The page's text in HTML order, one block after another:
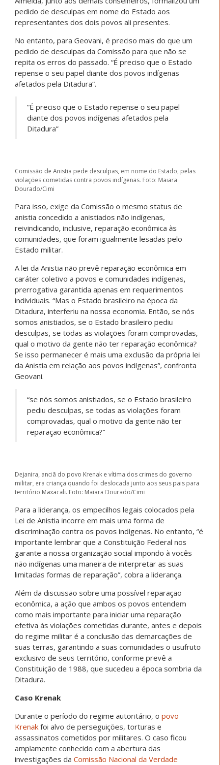
pedido de desculpas em nome do Estado aos
representantes dos dois povos ali presentes.
No entanto, para Geovani, é preciso mais do que um
pedido de desculpas da Comissão para que não se
repita os erros do passado. “É preciso que o Estado
repense o seu papel diante dos povos indígenas
afetados pela Ditadura”.
“É preciso que o Estado repense o seu papel
diante dos povos indígenas afetados pela
Ditadura”
Comissão de Anistia pede desculpas, em nome do Estado, pelas
violações cometidas contra povos indígenas. Foto: Maiara
Dourado/Cimi
Para isso, exige da Comissão o mesmo status de
anistia concedido a anistiados não indígenas,
reivindicando, inclusive, reparação econômica às
comunidades, que foram igualmente lesadas pelo
Estado militar.
A lei da Anistia não prevê reparação econômica em
caráter coletivo a povos e comunidades indígenas,
prerrogativa garantida apenas em requerimentos
individuais. “Mas o Estado brasileiro na época da
Ditadura, interferiu na nossa economia. Então, se nós
somos anistiados, se o Estado brasileiro pediu
desculpas, se todas as violações foram comprovadas,
qual o motivo da gente não ter reparação econômica?
Se isso permanecer é mais uma exclusão da própria lei
da Anistia em relação aos povos indígenas”, confronta
Geovani.
“se nós somos anistiados, se o Estado brasileiro
pediu desculpas, se todas as violações foram
comprovadas, qual o motivo da gente não ter
reparação econômica?”
Dejanira, anciã do povo Krenak e vítima dos crimes do governo
militar, era criança quando foi deslocada junto aos seus pais para
território Maxacali. Foto: Maiara Dourado/Cimi
Para a liderança, os empecilhos legais colocados pela
Lei de Anistia incorre em mais uma forma de
discriminação contra os povos indígenas. No entanto, “é
importante lembrar que a Constituição Federal nos
garante a nossa organização social impondo à vocês
não indígenas uma maneira de interpretar as suas
limitadas formas de reparação”, cobra a liderança.
Além da discussão sobre uma possível reparação
econômica, a ação que ambos os povos entendem
como mais importante para iniciar uma reparação
efetiva às violações cometidas durante, antes e depois
do regime militar é a conclusão das demarcações de
suas terras, garantindo a suas comunidades o usufruto
exclusivo de seus território, conforme prevê a
Constituição de 1988, que sucedeu a época sombria da
Ditadura.
Caso Krenak
Durante o período do regime autoritário, o povo
Krenak foi alvo de perseguições, torturas e
assassinatos cometidos por militares. O caso ficou
amplamente conhecido com a abertura das
investigações da Comissão Nacional da Verdade